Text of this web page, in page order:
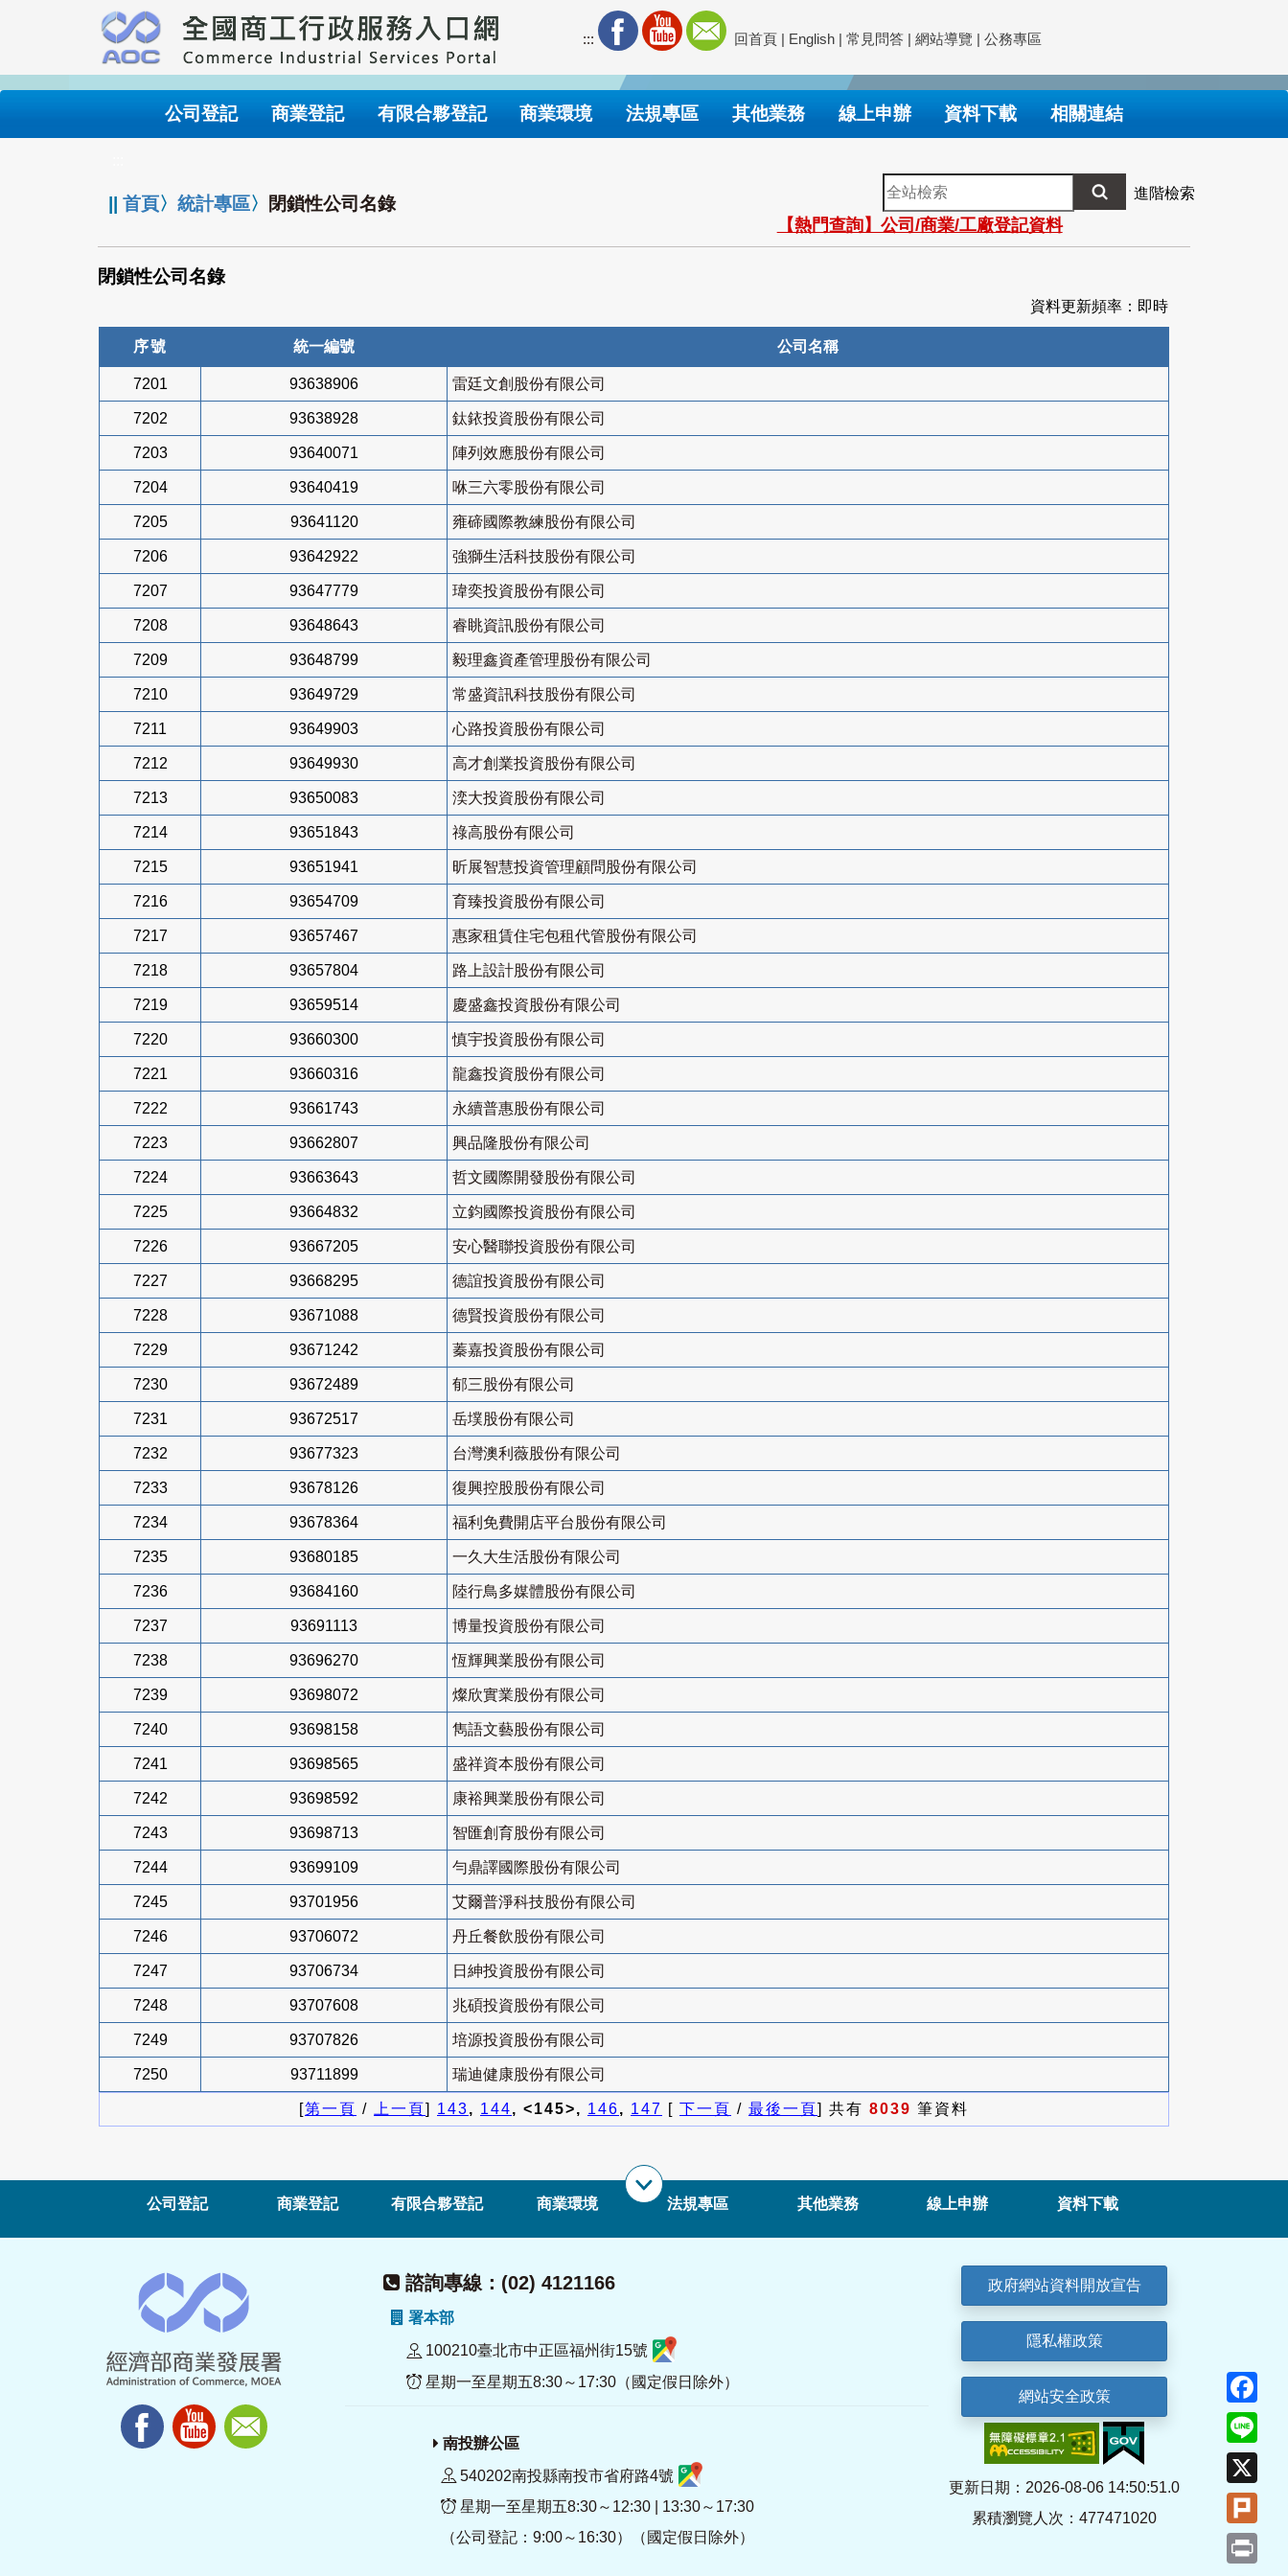
要
內
::: 回首頁 | English | 常見問答 | 網站導覽 | 公務專區
公司登記 商業登記 有限合夥登記 商業環境 法規專區 其他業務 線上申辦 資料下載 相關連結
||首頁〉統計專區〉 閉鎖性公司名錄
全
站
檢
索
進階檢索
【熱門查詢】公司/商業/工廠登記資料
閉鎖性公司名錄
資料更新頻率：即時
序號 統一編號 公司名稱
7201 93638906 雷廷文創股份有限公司
7202 93638928 鈦銥投資股份有限公司
7203 93640071 陣列效應股份有限公司
7204 93640419 咻三六零股份有限公司
7205 93641120 雍碲國際教練股份有限公司
7206 93642922 強獅生活科技股份有限公司
7207 93647779 瑋奕投資股份有限公司
7208 93648643 睿眺資訊股份有限公司
7209 93648799 毅理鑫資產管理股份有限公司
7210 93649729 常盛資訊科技股份有限公司
7211 93649903 心路投資股份有限公司
7212 93649930 高才創業投資股份有限公司
7213 93650083 湙大投資股份有限公司
7214 93651843 祿高股份有限公司
7215 93651941 昕展智慧投資管理顧問股份有限公司
7216 93654709 育臻投資股份有限公司
7217 93657467 惠家租賃住宅包租代管股份有限公司
7218 93657804 路上設計股份有限公司
7219 93659514 慶盛鑫投資股份有限公司
7220 93660300 慎宇投資股份有限公司
7221 93660316 龍鑫投資股份有限公司
7222 93661743 永續普惠股份有限公司
7223 93662807 興品隆股份有限公司
7224 93663643 哲文國際開發股份有限公司
7225 93664832 立鈞國際投資股份有限公司
7226 93667205 安心醫聯投資股份有限公司
7227 93668295 德誼投資股份有限公司
7228 93671088 德賢投資股份有限公司
7229 93671242 蓁嘉投資股份有限公司
7230 93672489 郁三股份有限公司
7231 93672517 岳墣股份有限公司
7232 93677323 台灣澳利薇股份有限公司
7233 93678126 復興控股股份有限公司
7234 93678364 福利免費開店平台股份有限公司
7235 93680185 一久大生活股份有限公司
7236 93684160 陸行鳥多媒體股份有限公司
7237 93691113 博量投資股份有限公司
7238 93696270 恆輝興業股份有限公司
7239 93698072 燦欣實業股份有限公司
7240 93698158 雋語文藝股份有限公司
7241 93698565 盛祥資本股份有限公司
7242 93698592 康裕興業股份有限公司
7243 93698713 智匯創育股份有限公司
7244 93699109 勻鼎譯國際股份有限公司
7245 93701956 艾爾普淨科技股份有限公司
7246 93706072 丹丘餐飲股份有限公司
7247 93706734 日紳投資股份有限公司
7248 93707608 兆碩投資股份有限公司
7249 93707826 培源投資股份有限公司
7250 93711899 瑞迪健康股份有限公司
[第一頁 / 上一頁] 143, 144, <145>, 146, 147 [ 下一頁 / 最後一頁] 共有 8039 筆資料
公司登記 商業登記 有限合夥登記 商業環境 法規專區 其他業務 線上申辦 資料下載
諮詢專線：(02) 4121166
署本部
100210臺北市中正區福州街15號
星期一至星期五8:30～17:30（國定假日除外）
南投辦公區
540202南投縣南投市省府路4號
星期一至星期五8:30～12:30 | 13:30～17:30
（公司登記：9:00～16:30）（國定假日除外）
政府網站資料開放宣告
隱私權政策
網站安全政策
更新日期：2026-08-06 14:50:51.0
累積瀏覽人次：477471020